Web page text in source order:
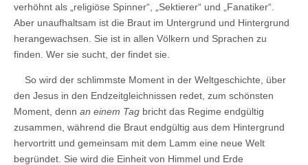
verhöhnt als „religiöse Spinner“, „Sektierer“ und „Fanatiker“.
Aber unaufhaltsam ist die Braut im Untergrund und Hintergrund
herangewachsen. Sie ist in allen Völkern und Sprachen zu
finden. Wer sie sucht, der findet sie.
So wird der schlimmste Moment in der Weltgeschichte, über
den Jesus in den Endzeitgleichnissen redet, zum schönsten
Moment, denn an einem Tag bricht das Regime endgültig
zusammen, während die Braut endgültig aus dem Hintergrund
hervortritt und gemeinsam mit dem Lamm eine neue Welt
begründet. Sie wird die Einheit von Himmel und Erde